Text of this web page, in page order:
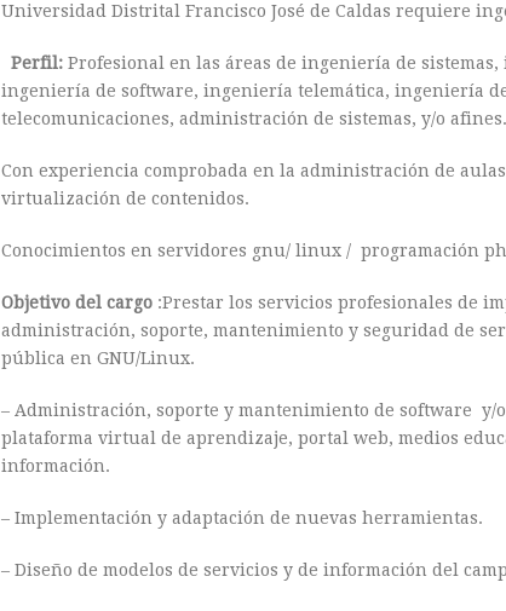
Universidad Distrital Francisco José de Caldas requiere
Perfil: Profesional en las áreas de ingeniería de
ingeniería de software, ingeniería telemática, ingeniería
telecomunicaciones, administración de sistemas, y/o afines.
Con experiencia comprobada en la administración de
virtualización de contenidos.
Conocimientos en servidores gnu/ linux / programación
Objetivo del cargo :Prestar los servicios profesionales de
administración, soporte, mantenimiento y seguridad de
pública en GNU/Linux.
– Administración, soporte y mantenimiento de software y/
plataforma virtual de aprendizaje, portal web, medios
información.
– Implementación y adaptación de nuevas herramientas.
– Diseño de modelos de servicios y de información del